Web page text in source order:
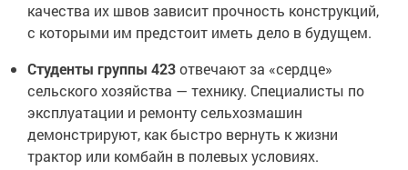
качества их швов зависит прочность конструкций,
с которыми им предстоит иметь дело в будущем.
Студенты группы 423отвечают за «сердце»
сельского хозяйства — технику. Специалисты по
эксплуатации и ремонту сельхозмашин
демонстрируют, как быстро вернуть к жизни
трактор или комбайн в полевых условиях.